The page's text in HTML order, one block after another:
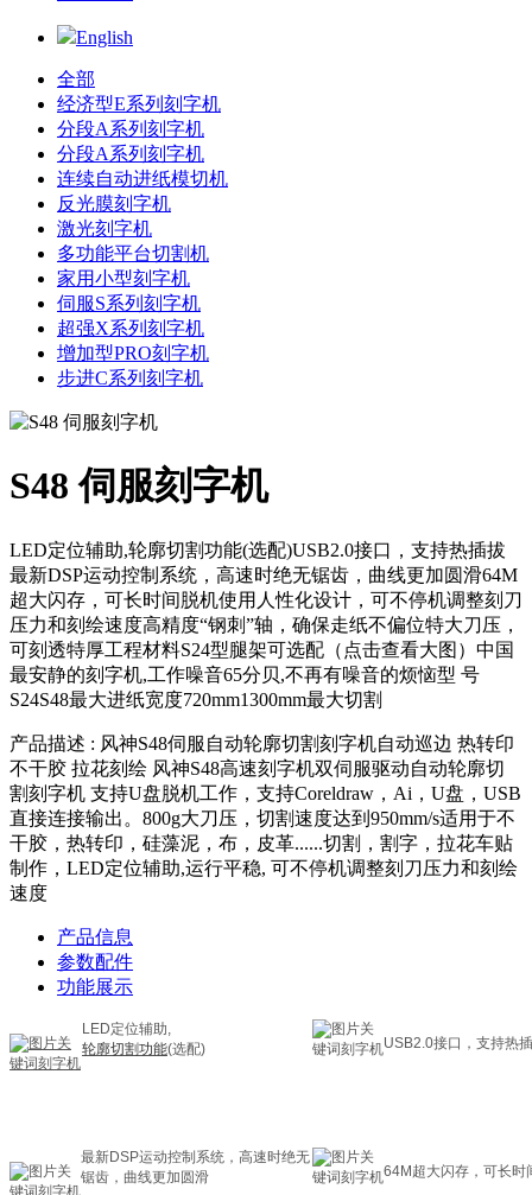
English
全部
经济型E系列刻字机
分段A系列刻字机
分段A系列刻字机
连续自动进纸模切机
反光膜刻字机
激光刻字机
多功能平台切割机
家用小型刻字机
伺服S系列刻字机
超强X系列刻字机
增加型PRO刻字机
步进C系列刻字机
S48 伺服刻字机
LED定位辅助,轮廓切割功能(选配)USB2.0接口，支持热插拔
最新DSP运动控制系统，高速时绝无锯齿，曲线更加圆滑64M
超大闪存，可长时间脱机使用人性化设计，可不停机调整刻刀
压力和刻绘速度高精度“钢刺”轴，确保走纸不偏位特大刀压，
可刻透特厚工程材料S24型腿架可选配（点击查看大图）中国
最安静的刻字机,工作噪音65分贝,不再有噪音的烦恼型 号
S24S48最大进纸宽度720mm1300mm最大切割
产品描述 : 风神S48伺服自动轮廓切割刻字机自动巡边 热转印
不干胶 拉花刻绘 风神S48高速刻字机双伺服驱动自动轮廓切
割刻字机 支持U盘脱机工作，支持Coreldraw，Ai，U盘，USB
直接连接输出。800g大刀压，切割速度达到950mm/s适用于不
干胶，热转印，硅藻泥，布，皮革......切割，割字，拉花车贴
制作，LED定位辅助,运行平稳, 可不停机调整刻刀压力和刻绘
速度
产品信息
参数配件
功能展示
LED定位辅助,
轮廓切割功能(选配) USB2.0接口，支持热
最新DSP运动控制系统，高速时绝无
锯齿，曲线更加圆滑
64M超大闪存，可长时